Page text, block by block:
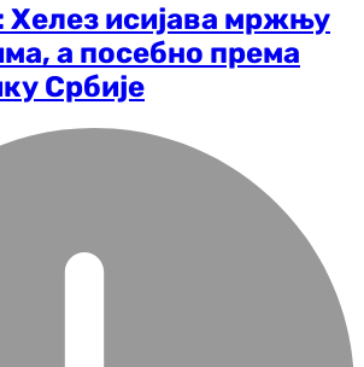
Хелез исијава мржњу
а посебно према
Србије